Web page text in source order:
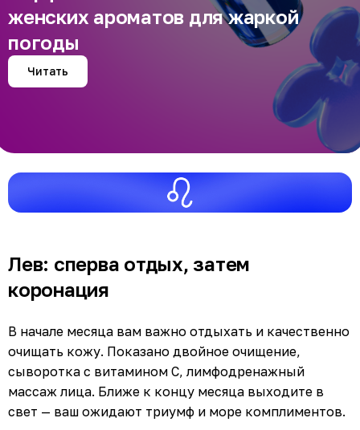
женских ароматов для жаркой
погоды
Читать
Лев: сперва отдых, затем
коронация
В начале месяца вам важно отдыхать и качественно
очищать кожу. Показано двойное очищение,
сыворотка с витамином С, лимфодренажный
массаж лица. Ближе к концу месяца выходите в
свет — ваш ожидают триумф и море комплиментов.